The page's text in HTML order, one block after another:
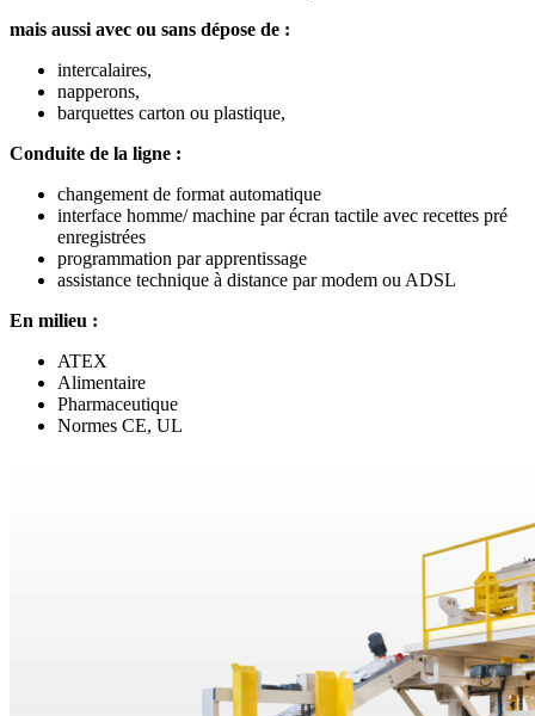
mais aussi avec ou sans dépose de :
intercalaires,
napperons,
barquettes carton ou plastique,
Conduite de la ligne :
changement de format automatique
interface homme/ machine par écran tactile avec recettes pré
enregistrées
programmation par apprentissage
assistance technique à distance par modem ou ADSL
En milieu :
ATEX
Alimentaire
Pharmaceutique
Normes CE, UL